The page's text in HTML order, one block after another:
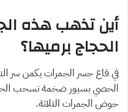
أين تذهب هذه
الحجاج برميها؟
في قاع جسر الجمرات يكمن سر
الحصي بسيور ضخمة تسحب
حوض الجمرات الثلاثة.